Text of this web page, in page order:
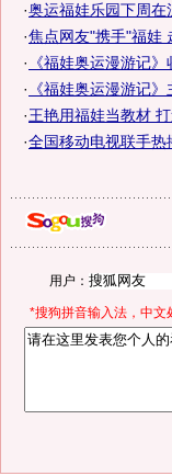
·奥运福娃乐园下周在
·焦点网友"携手"福娃
· 《福娃奥运漫游记
· 《福娃奥运漫游记
·王艳用福娃当教材
·全国移动电视联手
用户：
*搜狗拼音输入法，中文